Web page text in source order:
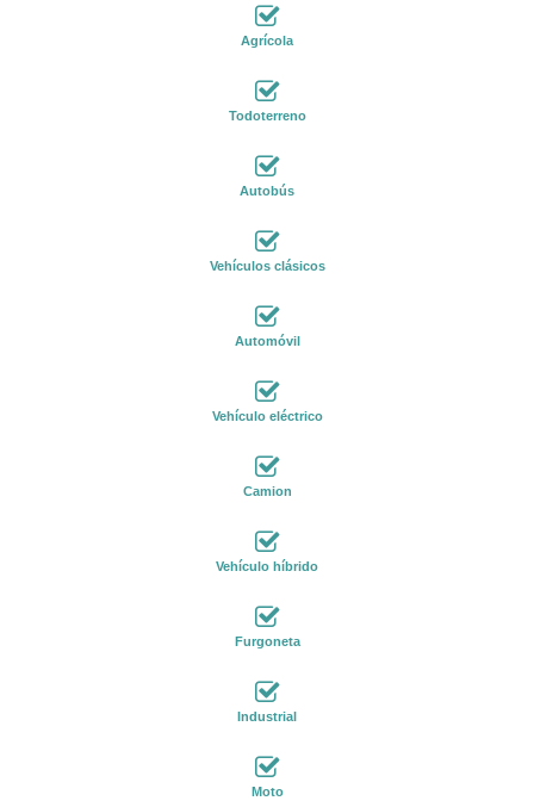
Agrícola
Todoterreno
Autobús
Vehículos clásicos
Automóvil
Vehículo eléctrico
Camion
Vehículo híbrido
Furgoneta
Industrial
Moto